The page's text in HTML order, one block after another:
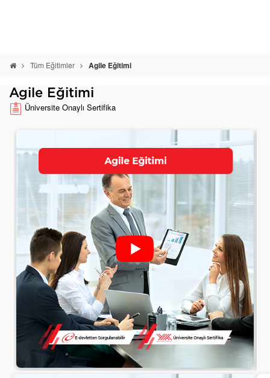
Tüm Eğitimler Agile Eğitimi
Agile Eğitimi
Üniversite Onaylı Sertifika